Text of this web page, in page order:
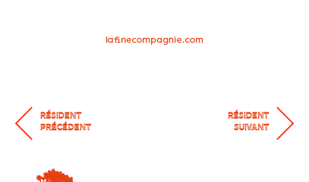
lafinecompagnie.com
RÉSIDENT
PRÉCÉDENT
RÉSIDENT
SUIVANT